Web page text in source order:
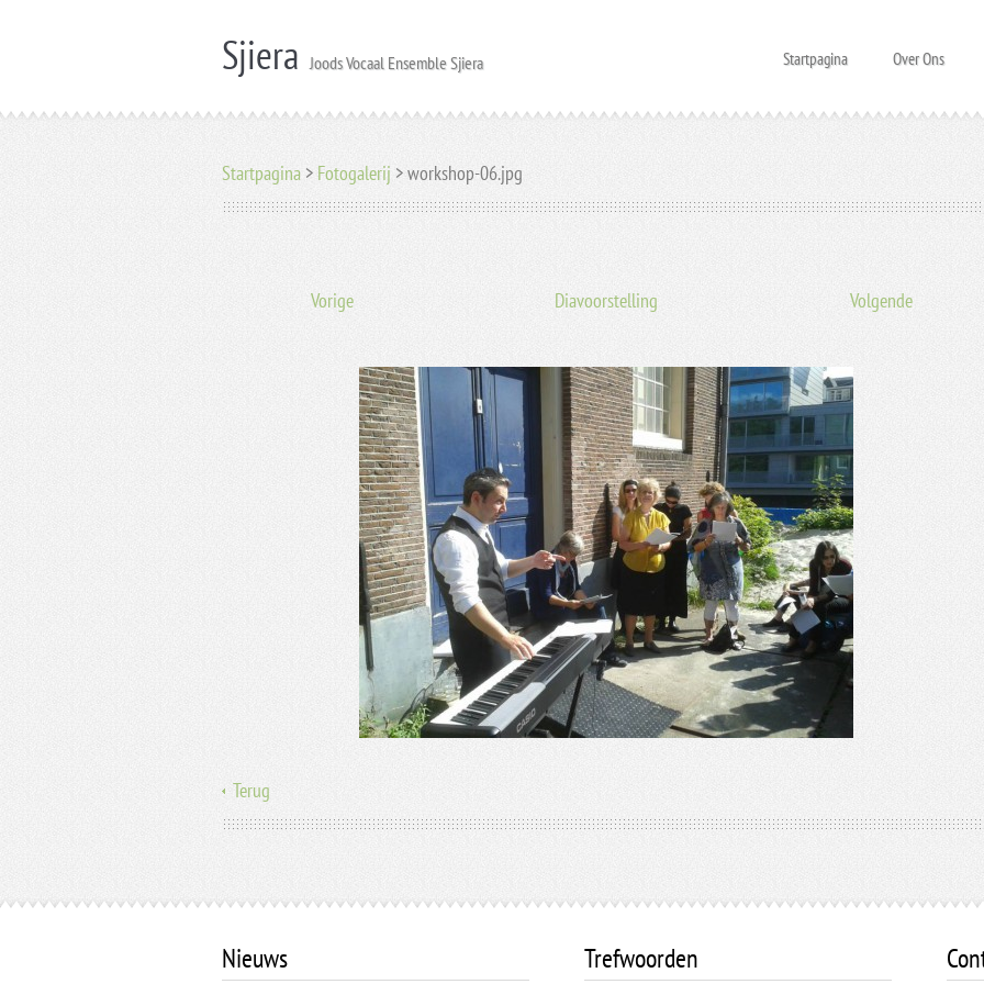
Sjiera Joods Vocaal Ensemble Sjiera Startpagina Over Ons
Startpagina > Fotogalerij >workshop-06.jpg
Vorige Diavoorstelling Volgende
Terug
Nieuws Trefwoorden